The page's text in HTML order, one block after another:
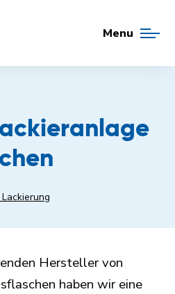
Menu
Hersteller von
haben wir eine